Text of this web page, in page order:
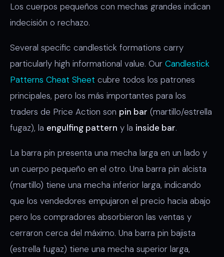
Los cuerpos pequeños con mechas grandes indican
indecisión o rechazo.
Several specific candlestick formations carry
particularly high informational value. Our Candlestick
Patterns Cheat Sheet cubre todos los patrones
principales, pero los más importantes para los
traders de Price Action son pin bar (martillo/estrella
fugaz), la engulfing pattern y la inside bar.
La barra pin presenta una mecha larga en un lado y
un cuerpo pequeño en el otro. Una barra pin alcista
(martillo) tiene una mecha inferior larga, indicando
que los vendedores empujaron el precio hacia abajo
pero los compradores absorbieron las ventas y
cerraron cerca del máximo. Una barra pin bajista
(estrella fugaz) tiene una mecha superior larga,